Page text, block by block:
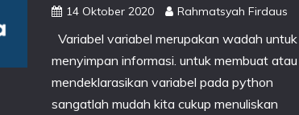
14 Oktober 2020 Rahmatsyah Firdaus
Variabel variabel merupakan wadah untuk
menyimpan informasi. untuk membuat atau
mendeklarasikan variabel pada python
sangatlah mudah kita cukup menuliskan